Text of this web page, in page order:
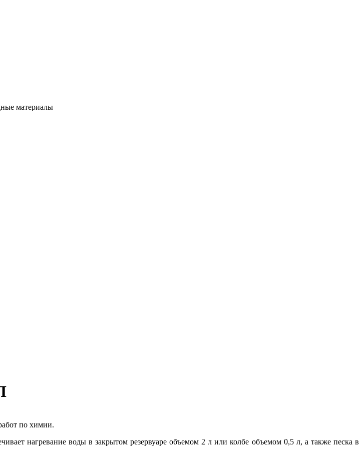
материалы
по химии.
нагревание воды в закрытом резервуаре объемом 2 л или колбе объемом 0,5 л, а также песка в